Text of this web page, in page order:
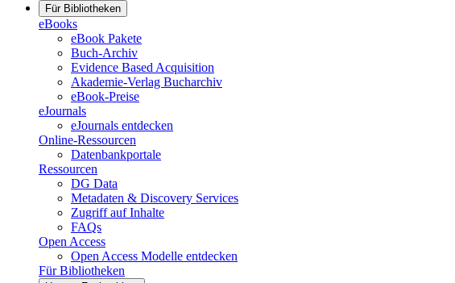
Für Bibliotheken
eBooks
eBook Pakete
Buch-Archiv
Evidence Based Acquisition
Akademie-Verlag Bucharchiv
eBook-Preise
eJournals
eJournals entdecken
Online-Ressourcen
Datenbankportale
Ressourcen
DG Data
Metadaten & Discovery Services
Zugriff auf Inhalte
FAQs
Open Access
Open Access Modelle entdecken
Für Bibliotheken